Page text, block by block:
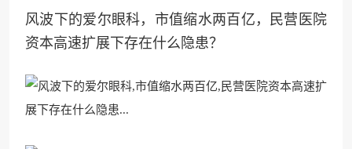
风波下的爱尔眼科，市值缩水两百亿，民营医院
资本高速扩展下存在什么隐患？